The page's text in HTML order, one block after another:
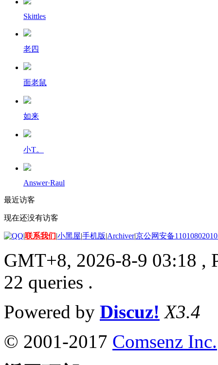
Skittles
老四
面老鼠
如来
小T。
Answer·Raul
最近访客
现在还没有访客
|联系我们|小黑屋|手机版|Archiver|京公网安备
GMT+8, 2026-8-9 03:18 ,
22 queries .
Powered by Discuz! X3.4
© 2001-2017 Comsenz Inc.